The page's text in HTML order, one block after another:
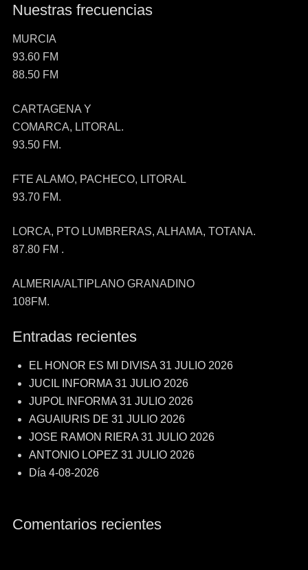
Nuestras frecuencias
MURCIA
93.60 FM
88.50 FM
CARTAGENA Y
COMARCA, LITORAL.
93.50 FM.
FTE ALAMO, PACHECO, LITORAL
93.70 FM.
LORCA, PTO LUMBRERAS, ALHAMA, TOTANA.
87.80 FM .
ALMERIA/ALTIPLANO GRANADINO
108FM.
Entradas recientes
EL HONOR ES MI DIVISA 31 JULIO 2026
JUCIL INFORMA 31 JULIO 2026
JUPOL INFORMA 31 JULIO 2026
AGUAIURIS DE 31 JULIO 2026
JOSE RAMON RIERA 31 JULIO 2026
ANTONIO LOPEZ 31 JULIO 2026
Día 4-08-2026
Comentarios recientes